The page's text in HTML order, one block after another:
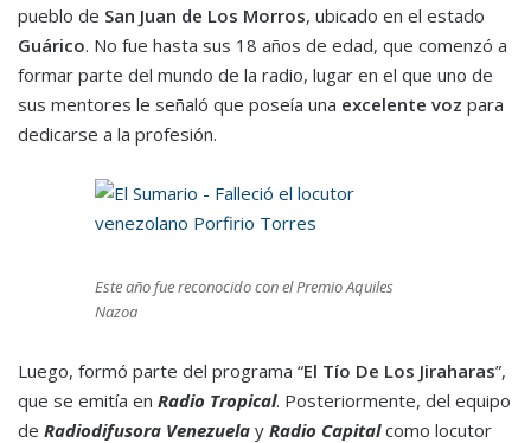
pueblo de San Juan de Los Morros, ubicado en el estado
Guárico. No fue hasta sus 18 años de edad, que comenzó a
formar parte del mundo de la radio, lugar en el que uno de
sus mentores le señaló que poseía una excelente voz para
dedicarse a la profesión.
Este año fue reconocido con el Premio Aquiles
Nazoa
Luego, formó parte del programa “El Tío De Los Jiraharas”,
que se emitía en Radio Tropical. Posteriormente, del equipo
de Radiodifusora Venezuela y Radio Capitalcomo locutor